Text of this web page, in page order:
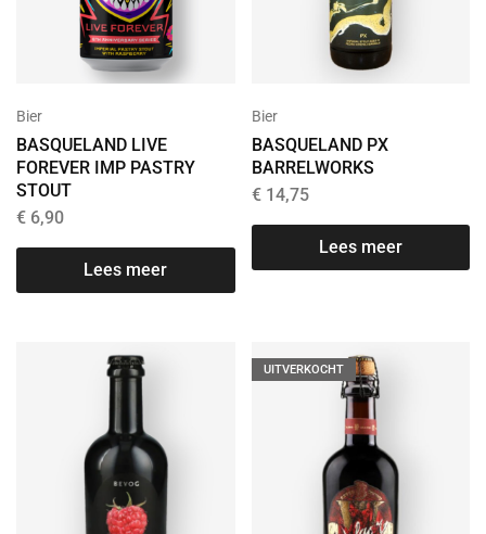
Bier
BASQUELAND LIVE
FOREVER IMP PASTRY
STOUT
€ 6,90
Lees meer
Bier
BASQUELAND PX
BARRELWORKS
€14,75
Lees meer
UITVERKOCHT